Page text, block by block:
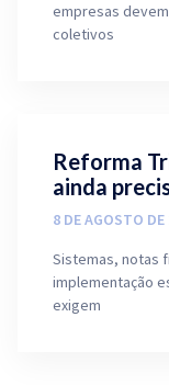
empresas
coletivos
Reforma
ainda
8 DE AGOSTO
Sistemas, notas
implementação
exigem